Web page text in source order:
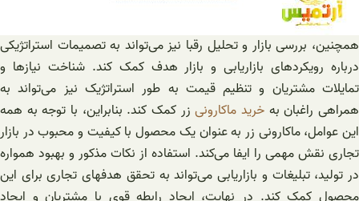
همچنین، بررسی بازار و تحلیل رقبا نیز می‌تواند به تصمیمات استراتژیکی
درباره رویکردهای بازاریابی و بازار هدف کمک کند. شناخت نیازها و
تمایلات مشتریان و تنظیم قیمت به طور استراتژیک نیز می‌تواند به
همراهی راغبان به خرید ماکارونیزر کمک کند. بنابراین، با توجه به همه
این عوامل، ماکارونی زر به عنوان یک محصول با کیفیت و محبوب در بازار
تجاری نقش مهمی را ایفا می‌کند. استفاده از نکات مذکور و بهبود همواره
در تولید، تبلیغات و بازاریابی می‌تواند به تحقق هدفهای تجاری برای این